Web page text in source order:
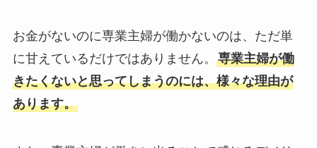
お金がないのに専業主婦が働かないのは、ただ単
に甘えているだけではありません。 専業主婦が働
きたくないと思ってしまうのには、様々な理由が
あります。